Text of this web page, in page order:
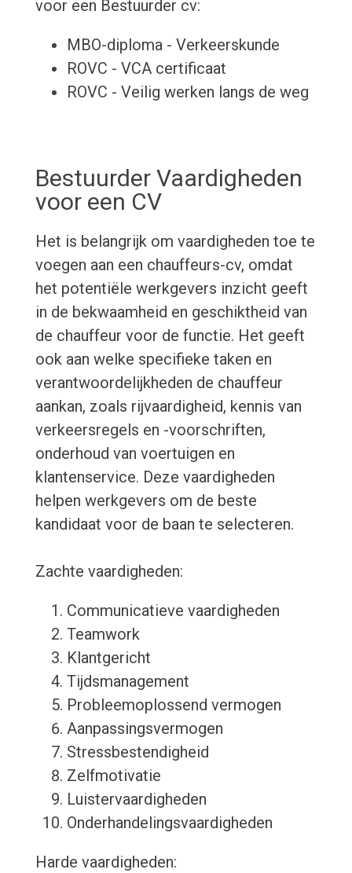
voor een Bestuurder cv:
MBO-diploma - Verkeerskunde
ROVC - VCA certificaat
ROVC - Veilig werken langs de weg
Bestuurder Vaardigheden
voor een CV
Het is belangrijk om vaardigheden toe te
voegen aan een chauffeurs-cv, omdat
het potentiële werkgevers inzicht geeft
in de bekwaamheid en geschiktheid van
de chauffeur voor de functie. Het geeft
ook aan welke specifieke taken en
verantwoordelijkheden de chauffeur
aankan, zoals rijvaardigheid, kennis van
verkeersregels en -voorschriften,
onderhoud van voertuigen en
klantenservice. Deze vaardigheden
helpen werkgevers om de beste
kandidaat voor de baan te selecteren.
Zachte vaardigheden:
Communicatieve vaardigheden
Teamwork
Klantgericht
Tijdsmanagement
Probleemoplossend vermogen
Aanpassingsvermogen
Stressbestendigheid
Zelfmotivatie
Luistervaardigheden
Onderhandelingsvaardigheden
Harde vaardigheden: